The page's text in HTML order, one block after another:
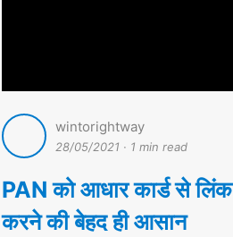
wintorightway
28/05/2021 · 1 min read
PAN को आधार कार्ड से लिंक
करने की बेहद ही आसान